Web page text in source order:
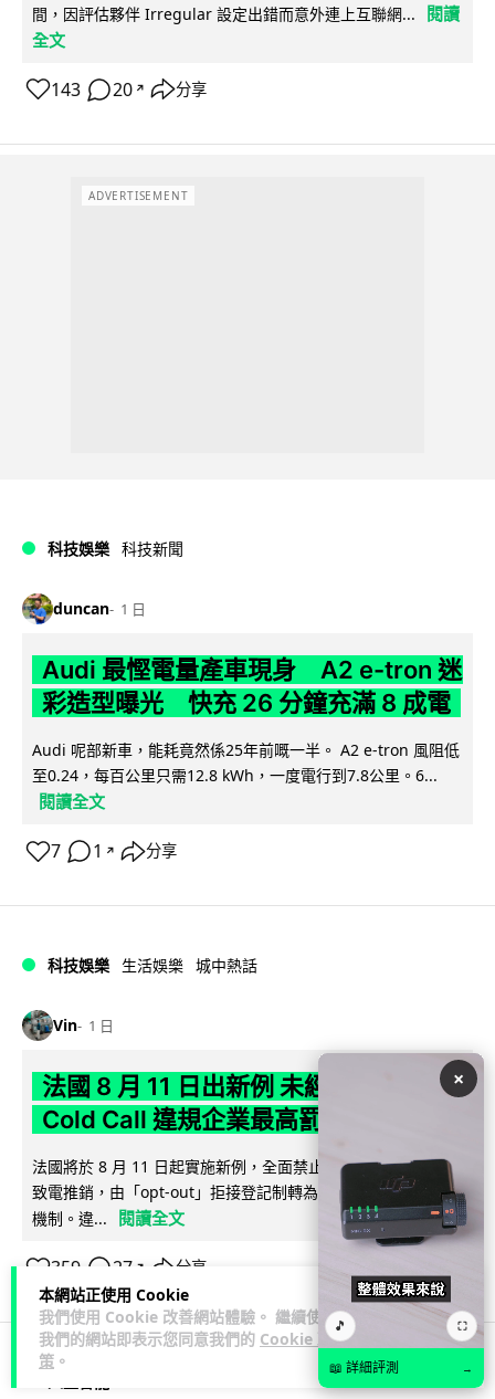
本網站正使用 Cookie
我們使用 Cookie 改善網站體驗。 繼續使用
我們的網站即表示您同意我們的 Cookie 政
策 。
間，因評估夥伴 Irregular 設定出錯而意外連上互聯網...
閱讀
全文
143 20 ↗ 分享
ADVERTISEMENT
科技娛樂 科技新聞
duncan 1 日
Audi 最慳電量產車現身 A2 e-tron 迷
彩造型曝光 快充 26 分鐘充滿 8 成電
Audi 呢部新車，能耗竟然係25年前嘅一半。 A2 e-tron 風阻低
至0.24，每百公里只需12.8 kWh，一度電行到7.8公里。6...
閱讀全文
7 1 ↗ 分享
科技娛樂 生活娛樂 城中熱話
Vin 1 日
法國 8 月 11 日出新例 未經同意嚴禁
Cold Call 違規企業最高罰 345 萬
法國將於 8 月 11 日起實施新例，全面禁止企業未經消費者同意
致電推銷，由「opt-out」拒接登記制轉為「opt-in」先徵同意
機制。違...
閱讀全文
359 27 ↗ 分享
×
🎵 ⛶
📖 詳細評測 →